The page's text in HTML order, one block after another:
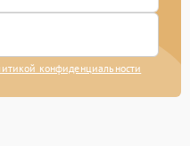
конфиденциальности